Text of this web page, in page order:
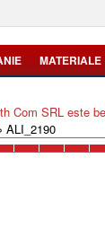
MATERIALE
Com SRL este
ALI_2190